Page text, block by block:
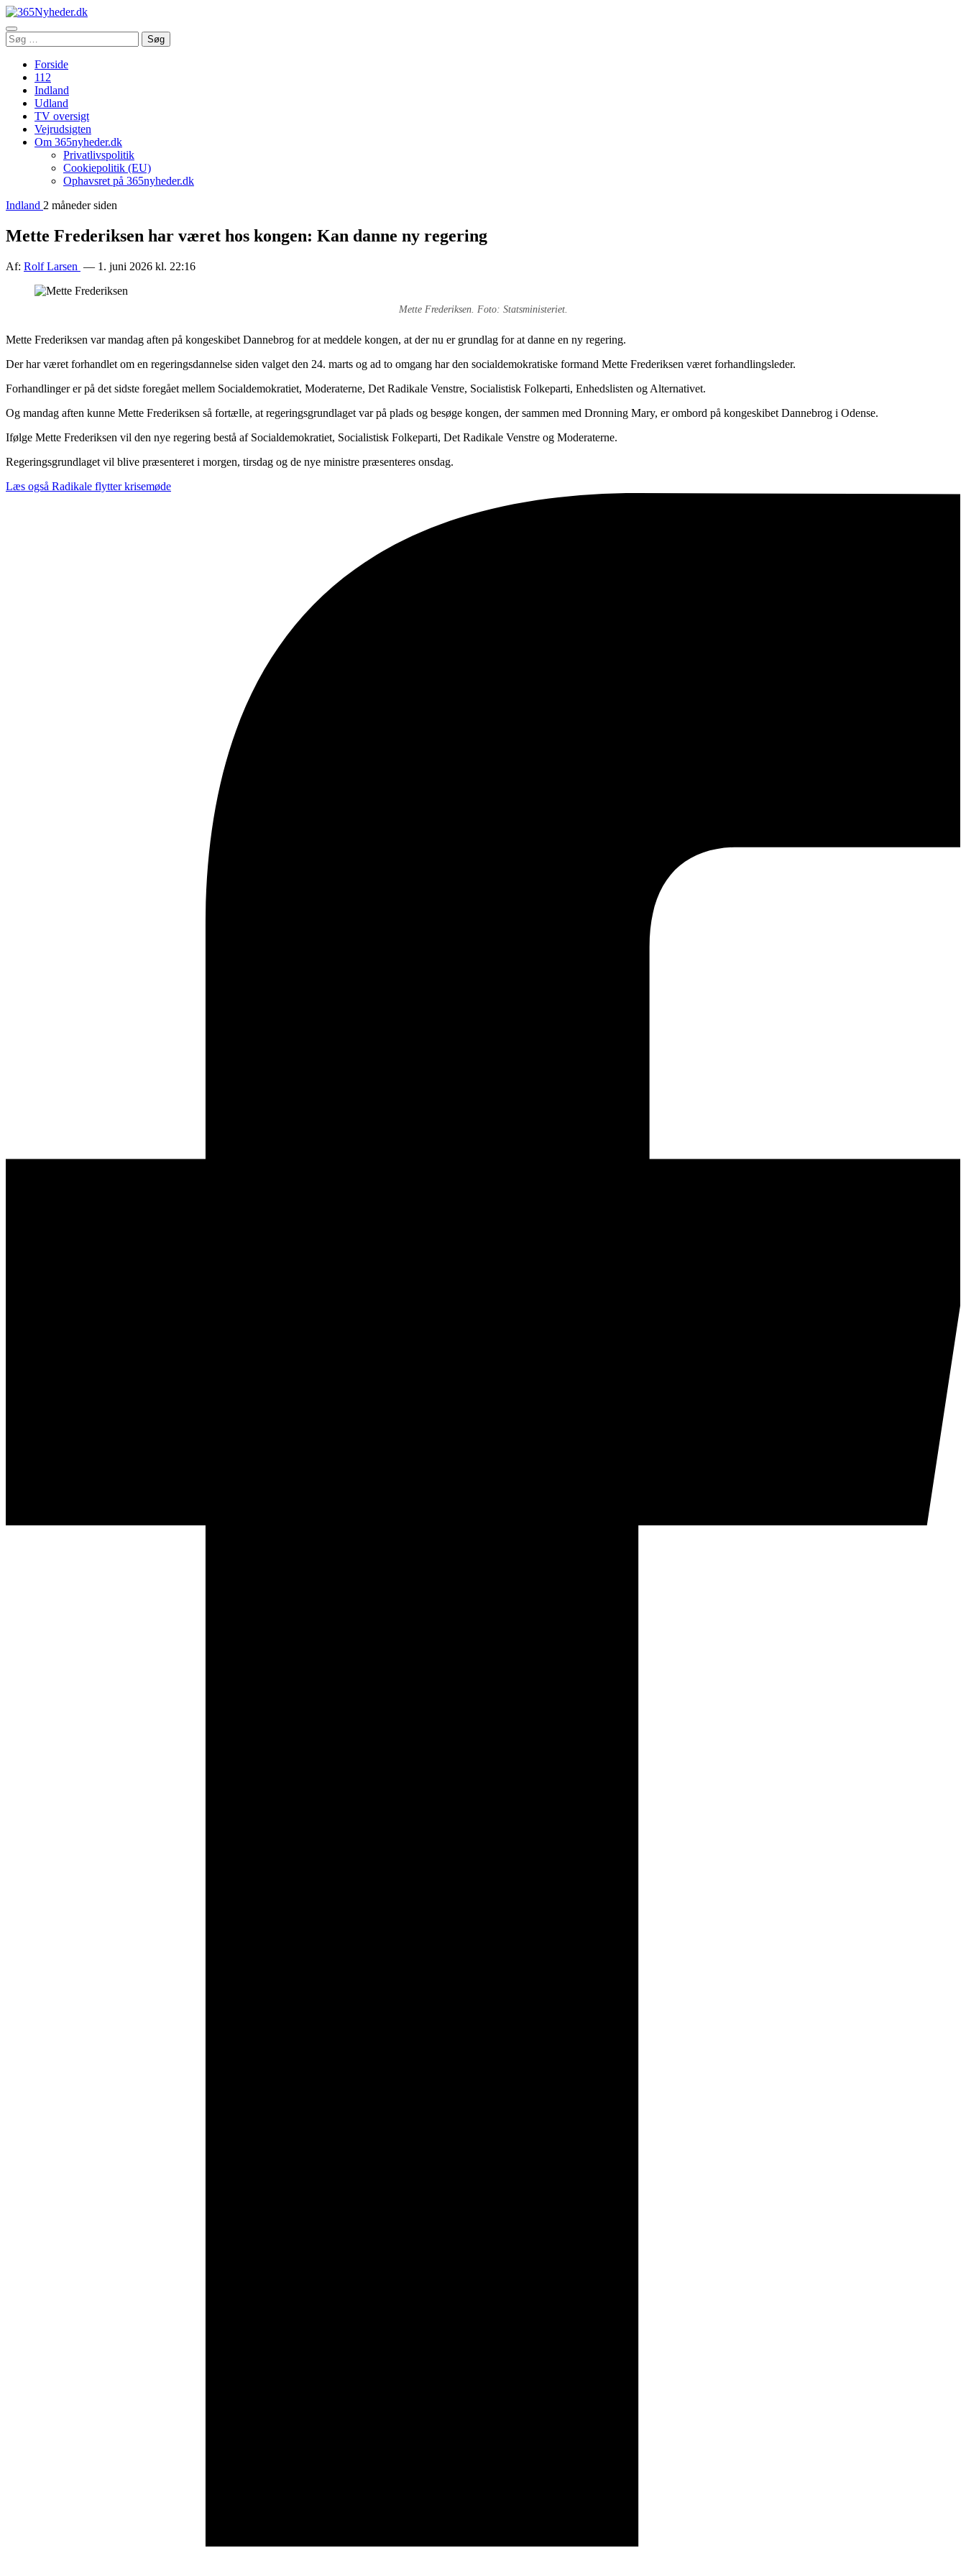
Åbn
menu
Søg
efter:
Søg
Forside
112
Indland
Udland
TV oversigt
Vejrudsigten
Om 365nyheder.dk
Privatlivspolitik
Cookiepolitik (EU)
Ophavsret på 365nyheder.dk
Indland 2 måneder siden
Mette Frederiksen har været hos kongen: Kan danne ny regering
Af: Rolf Larsen — 1. juni 2026 kl. 22:16
Mette Frederiksen. Foto: Statsministeriet.
Mette Frederiksen var mandag aften på kongeskibet Dannebrog for at meddele kongen, at der nu er grundlag for at danne en ny regering.
Der har været forhandlet om en regeringsdannelse siden valget den 24. marts og ad to omgang har den socialdemokratiske formand Mette Frederiksen været forhandlingsleder.
Forhandlinger er på det sidste foregået mellem Socialdemokratiet, Moderaterne, Det Radikale Venstre, Socialistisk Folkeparti, Enhedslisten og Alternativet.
Og mandag aften kunne Mette Frederiksen så fortælle, at regeringsgrundlaget var på plads og besøge kongen, der sammen med Dronning Mary, er ombord på kongeskibet Dannebrog i Odense.
Ifølge Mette Frederiksen vil den nye regering bestå af Socialdemokratiet, Socialistisk Folkeparti, Det Radikale Venstre og Moderaterne.
Regeringsgrundlaget vil blive præsenteret i morgen, tirsdag og de nye ministre præsenteres onsdag.
Læs også Radikale flytter krisemøde